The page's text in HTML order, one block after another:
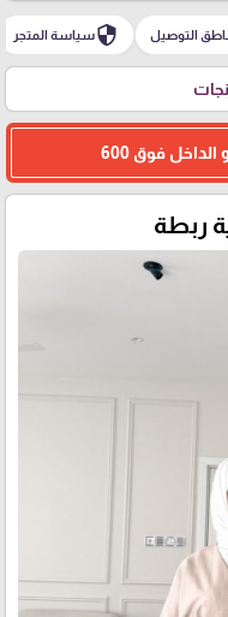
التوصيل securityسياسة المتجر
ربطة